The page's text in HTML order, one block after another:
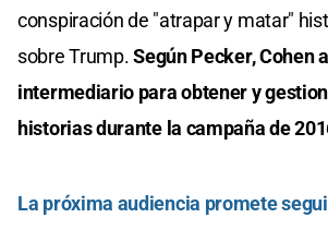
conspiración de "atrapar y matar"
sobre Trump.Según Pecker, Cohen
intermediario para obtener y
historias durante la campaña de
La próxima audiencia promete